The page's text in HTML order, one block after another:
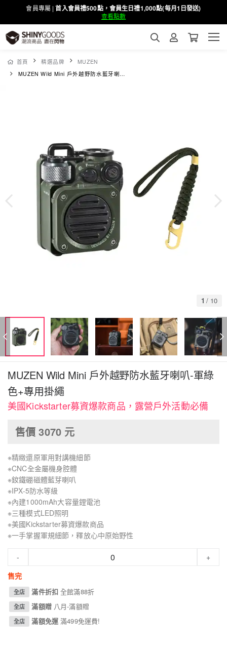
會員專屬 |首入會員禮500點，會員生日禮1,000點(每月1日發送)
查看點數
首頁 精選品牌
MUZEN
MUZEN Wild Mini 戶外越野防水藍牙喇叭-軍綠色+專用掛繩
1 / 10
MUZEN Wild Mini 戶外越野防水藍牙喇叭-軍綠
色+專用掛繩
美國Kickstarter募資爆款商品，露營戶外活動必備
售價3070元
※精緻還原軍用對講機細節
※CNC全金屬機身腔體
※釹鐵硼磁體藍芽喇叭
※IPX-5防水等級
※內建1000mAh大容量鋰電池
※三種模式LED照明
※美國Kickstarter募資爆款商品
※一手掌握軍規細節，釋放心中原始野性
-
+
售完
全店 滿件折扣全館滿88折
全店 滿額贈 八月-滿額贈
全店 滿額免運滿499免運費!